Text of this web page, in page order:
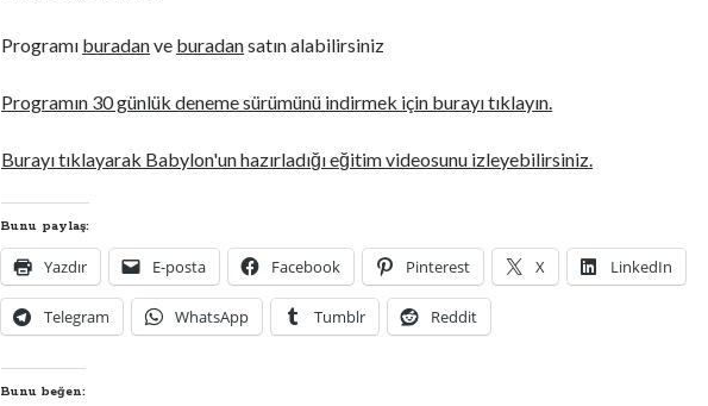
Programı buradanve buradansatın alabilirsiniz
Programın 30 günlük deneme sürümünü indirmek için burayı tıklayın.
Burayı tıklayarak Babylon'un hazırladığı eğitim videosunu izleyebilirsiniz.
Bunu paylaş:
Yazdır E-posta Facebook Pinterest X LinkedIn
Telegram WhatsApp Tumblr Reddit
Bunu beğen: